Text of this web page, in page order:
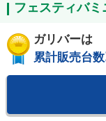
フェスティバ
ガリバーは
累計販売台数